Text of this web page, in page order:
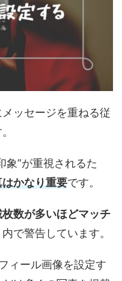
ッセージを重ねる従
象”が重視されるた
かなり重要です。
枚数が多いほどマッチ
で警告しています。
ィール画像を設定す